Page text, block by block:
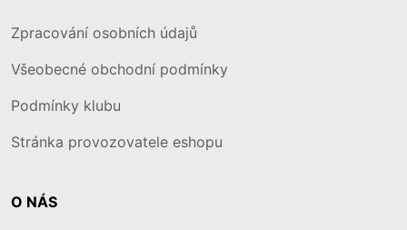
Zpracování osobních údajů
Všeobecné obchodní podmínky
Podmínky klubu
Stránka provozovatele eshopu
O NÁS